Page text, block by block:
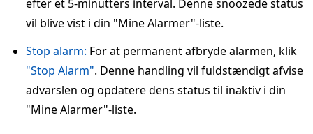
efter et 5-minutters interval. Denne snoozede status
vil blive vist i din "Mine Alarmer"-liste.
Stop alarm: For at permanent afbryde alarmen, klik
"Stop Alarm". Denne handling vil fuldstændigt afvise
advarslen og opdatere dens status til inaktiv i din
"Mine Alarmer"-liste.